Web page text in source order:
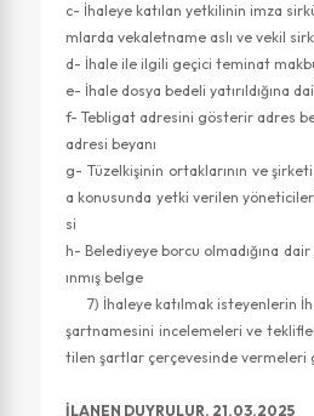
c- İhaleye katılan yetkilinin imza
mlarda vekaletname aslı ve vekil
d- İhale ile ilgili geçici teminat
e- İhale dosya bedeli yatırıldığına
f- Tebligat adresini gösterir adres
adresi beyanı
g- Tüzelkişinin ortaklarının ve
a konusunda yetki verilen
si
h- Belediyeye borcu olmadığına
ınmış belge
7) İhaleye katılmak isteyenlerin
şartnamesini incelemeleri ve
tilen şartlar çerçevesinde vermeleri
İLANEN DUYRULUR.